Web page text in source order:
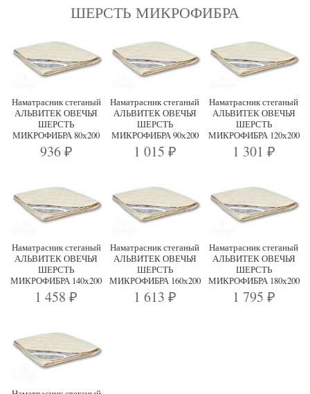
ШЕРСТЬ МИКРОФИБРА
Наматрасник стеганый
АЛЬВИТЕК ОВЕЧЬЯ
ШЕРСТЬ
МИКРОФИБРА 80х200
936 ₽
Наматрасник стеганый
АЛЬВИТЕК ОВЕЧЬЯ
ШЕРСТЬ
МИКРОФИБРА 90х200
1 015 ₽
Наматрасник стеганый
АЛЬВИТЕК ОВЕЧЬЯ
ШЕРСТЬ
МИКРОФИБРА 120х200
1 301 ₽
Наматрасник стеганый
АЛЬВИТЕК ОВЕЧЬЯ
ШЕРСТЬ
МИКРОФИБРА 140х200
1 458₽
Наматрасник стеганый
АЛЬВИТЕК ОВЕЧЬЯ
ШЕРСТЬ
МИКРОФИБРА 160х200
1 613 ₽
Наматрасник стеганый
АЛЬВИТЕК ОВЕЧЬЯ
ШЕРСТЬ
МИКРОФИБРА 180х200
1 795 ₽